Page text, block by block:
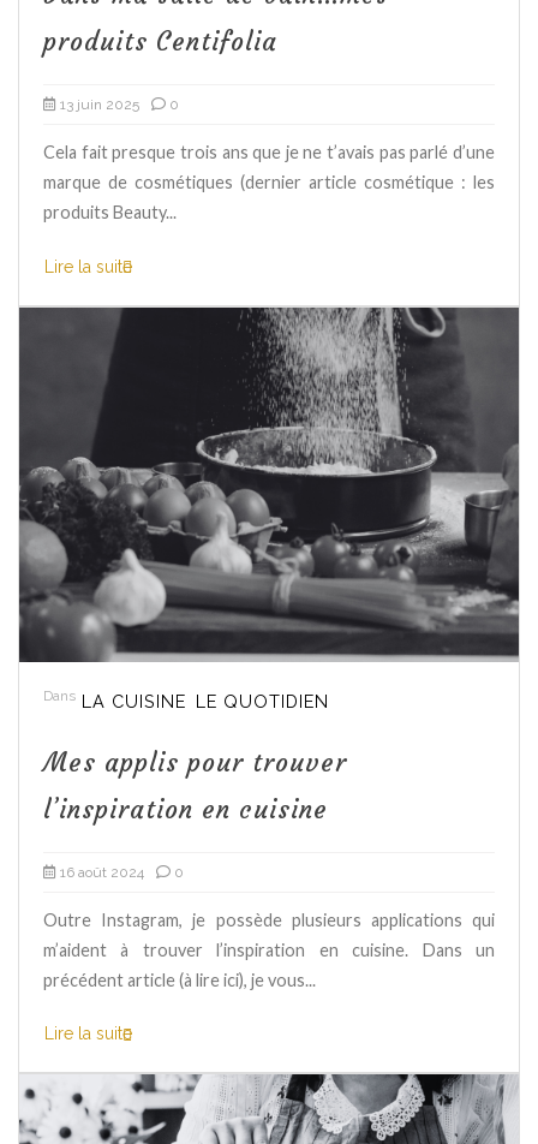
produits Centifolia
13 juin 2025 0
Cela fait presque trois ans que je ne t’avais pas parlé d’une
marque de cosmétiques (dernier article cosmétique : les
produits Beauty...
Lire la suite
Dans LA CUISINE LE QUOTIDIEN
Mes applis pour trouver
l’inspiration en cuisine
16 août 2024 0
Outre Instagram, je possède plusieurs applications qui
m’aident à trouver l’inspiration en cuisine. Dans un
précédent article (à lire ici), je vous...
Lire la suite